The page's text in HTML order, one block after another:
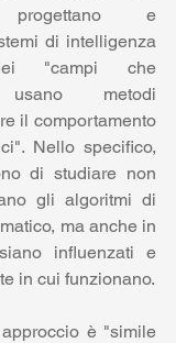
e
di intelligenza
"campi che
usano metodi
il comportamento
Nello specifico,
di studiare non
gli algoritmi di
ma anche in
influenzati e
è "simile